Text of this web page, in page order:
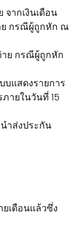
ากเงินเดือน
ย กรณีผู้ถูกหัก ณ
ย กรณีผู้ถูกหัก
บแสดงรายการ
ายในวันที่ 15
ำส่งประกัน
เดือนแล้วซึ่ง